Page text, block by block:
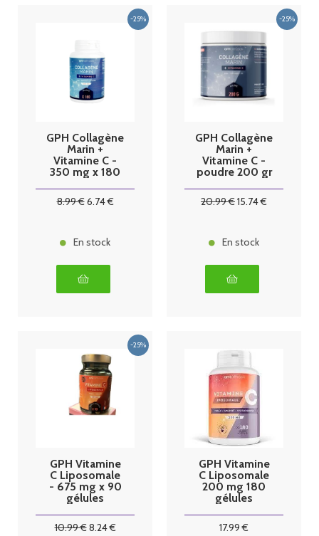
GPH Collagène
Marin +
Vitamine C -
350 mg x 180
8.99€6.74€
En stock
GPH Collagène
Marin +
Vitamine C -
poudre 200 gr
20.99€15.74€
En stock
GPH Vitamine
C Liposomale
- 675 mg x 90
gélules
10.99€8.24€
GPH Vitamine
C Liposomale
200 mg 180
gélules
17.99 €